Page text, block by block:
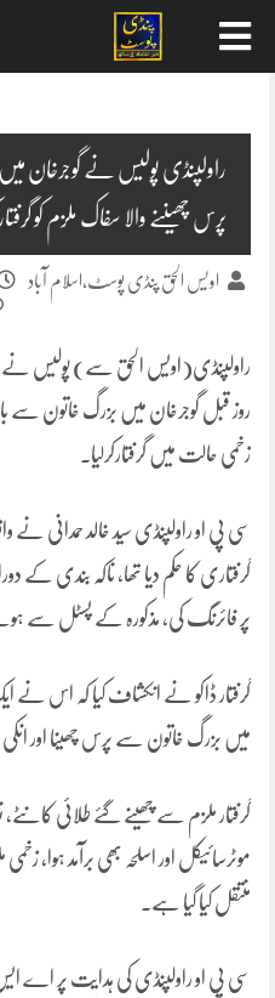
راولپنڈی پولیس نے گوجرخان
پرس چھیننے والا سفاک ملزم کو گرفتار
اویس الحق پنڈی پوسٹ،اسلام آباد
راولپنڈی(اویس الحق سے) پولیس
روز قبل گوجرخان میں بزرگ خاتون سے
زخمی حالت میں گرفتارکرلیا۔
سی پی او راولپنڈی سید خالد حمدانی نے
گرفتاری کا حکم دیا تھا، ناکہ بندی کے
پر فائرنگ کی، مذکورہ کے پسٹل سے
گرفتار ڈاکو نے انکشاف کیا کہ اس نے
میں بزرگ خاتون سے پرس چھینا اور انکی
موٹرسائیکل اور اسلحہ بھی برآمد ہوا،
منتقل کیا گیا ہے۔
سی پی او راولپنڈی کی ہدایت پر اے